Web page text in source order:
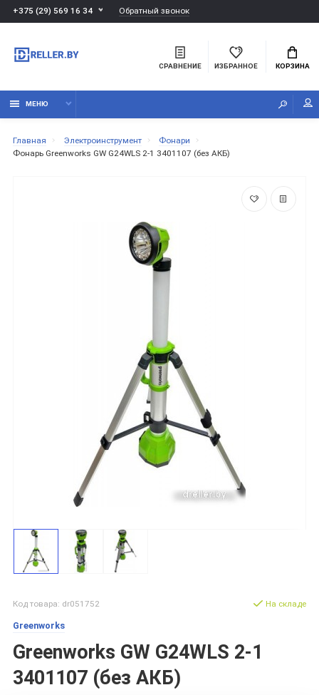
+375 (29) 569 16 34 Обратный звонок
СРАВНЕНИЕ ИЗБРАННОЕ КОРЗИНА
МЕНЮ
Главная Электроинструмент
Фонари
Фонарь Greenworks GW G24WLS 2-1 3401107 (без АКБ)
Код товара: dr051752
Greenworks
Greenworks GW G24WLS 2-1
3401107 (без АКБ)
На складе